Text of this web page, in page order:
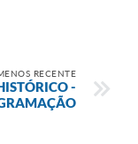
RECENTE
-